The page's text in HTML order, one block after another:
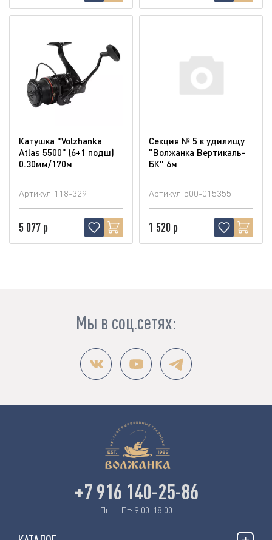
Катушка "Volzhanka
Atlas 5500" (6+1 подш)
0.30мм/170м
Артикул 118-329
5 077 р
Секция № 5 к удилищу
"Волжанка Вертикаль-
БК" 6м
Артикул 500-015355
1 520 р
Мы в соц.сетях:
+7 916 140-25-86
Пн — Пт: 9:00-18:00